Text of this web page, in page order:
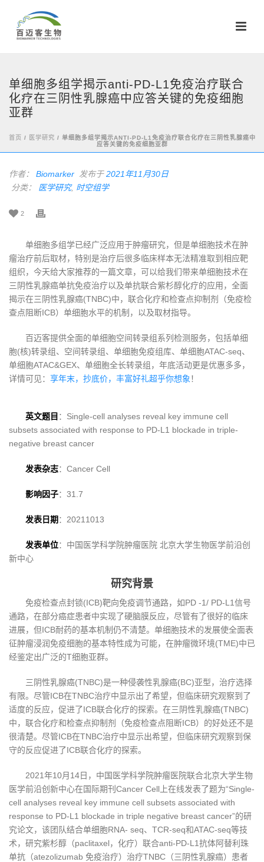
单细胞多组学揭示anti-PD-L1免疫治疗联合
化疗在三阴性乳腺癌中应答关键的免疫细胞
亚群
首页 / 医学研究 / 单细胞多组学揭示ANTI-PD-L1免疫治疗联合化疗在三阴性乳腺癌中
应答关键的免疫细胞亚群
作者： Biomarker 发布于2021年11月30日
分类： 医学研究, 时空组学
2
单细胞多组学已经广泛应用于肿瘤研究，但是单细胞技术在肿
瘤治疗前后取材，特别是治疗后很多临床样本无法精准取到相应靶
组织，今天给大家推荐的一篇文章，可以给我们带来单细胞技术在
三阴性乳腺癌单抗免疫治疗以及单抗联合紫杉醇化疗的应用，全面
揭示在三阴性乳腺癌(TNBC)中，联合化疗和检查点抑制剂（免疫检
查点阻断ICB）单细胞水平的机制，以及取材指导。
百迈客提供全面的单细胞空间转录组系列检测服务，包括单细
胞(核)转录组、空间转录组、单细胞免疫组库、单细胞ATAC-seq、
单细胞ATAC&GEX、单细胞全长转录组，年底活动更是优惠多多，
详情可见： 享年末，抄底价，丰富好礼超乎你想象 ！
英文题目 ：Single-cell analyses reveal key immune cell
subsets associated with response to PD-L1 blockade in triple-
negative breast cancer
发表杂志：Cancer Cell
影响因子：31.7
发表日期 ：20211013
发表单位：中国医学科学院肿瘤医院 北京大学生物医学前沿创
新中心
研究背景
免疫检查点封锁(ICB)靶向免疫调节通路，如PD -1/ PD-L1信号
通路，在部分癌症患者中实现了硬脑膜反应，尽管有了很好的临床
进展，但ICB耐药的基本机制仍不清楚。单细胞技术的发展使全面表
征肿瘤浸润免疫细胞的基本特性成为可能，在肿瘤微环境(TME)中已
经鉴定出广泛的T细胞亚群。
三阴性乳腺癌(TNBC)是一种侵袭性乳腺癌(BC)亚型，治疗选择
有限。尽管ICB在TNBC治疗中显示出了希望，但临床研究观察到了
适度的反应，促进了ICB联合化疗的探索。在三阴性乳腺癌(TNBC)
中，联合化疗和检查点抑制剂（免疫检查点阻断ICB）的好处还不是
很清楚。尽管ICB在TNBC治疗中显示出希望，但临床研究观察到保
守的反应促进了ICB联合化疗的探索。
2021年10月14日，中国医学科学院肿瘤医院联合北京大学生物
医学前沿创新中心在国际期刊Cancer Cell上在线发表了题为“Single-
cell analyses reveal key immune cell subsets associated with
response to PD-L1 blockade in triple negative breast cancer”的研
究论文，该团队结合单细胞RNA- seq、TCR-seq和ATAC-seq等技
术，研究紫杉醇（paclitaxel，化疗）联合anti-PD-L1抗体阿替利珠
单抗（atezolizumab 免疫治疗）治疗TNBC（三阴性乳腺癌）患者